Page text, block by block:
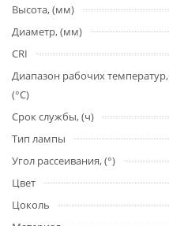
Высота, (мм)
Диаметр, (мм)
CRI
Диапазон рабочих температур,
(°С)
Срок службы, (ч)
Тип лампы
Угол рассеивания, (°)
Цвет
Цоколь